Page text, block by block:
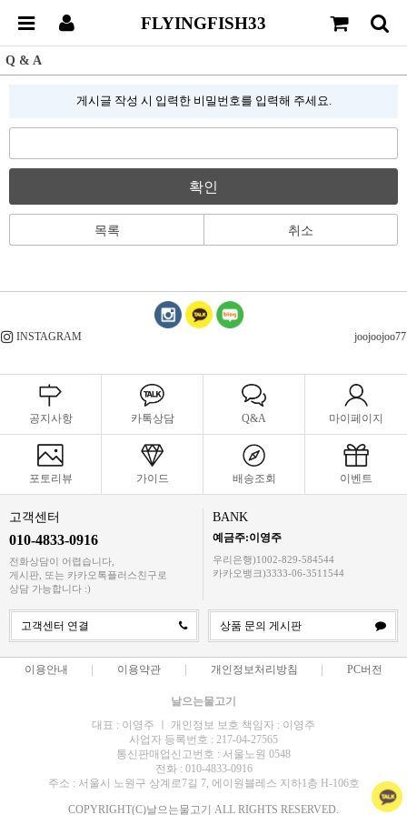
FLYINGFISH33
Q & A
게시글 작성 시 입력한 비밀번호를 입력해 주세요.
확인
목록 취소
INSTAGRAM joojoojoo77
공지사항 카톡상담 Q&A 마이페이지
포토리뷰 가이드 배송조회 이벤트
고객센터
010-4833-0916
전화상담이 어렵습니다,
게시판, 또는 카카오톡플러스친구로
상담 가능합니다 :)
BANK
예금주:이영주
우리은행)1002-829-584544
카카오뱅크)3333-06-3511544
고객센터 연결 상품 문의 게시판
이용안내 이용약관 개인정보처리방침 PC버전
날으는물고기
대표 : 이영주 ㅣ 개인정보 보호 책임자 : 이영주
사업자 등록번호 : 217-04-27565
통신판매업신고번호 : 서울노원 0548
전화 : 010-4833-0916
주소 : 서울시 노원구 상계로7길 7, 에이원블레스 지하1층 H-106호
COPYRIGHT(C)날으는물고기 ALL RIGHTS RESERVED.